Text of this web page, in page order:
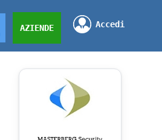
Accedi
AZIENDE